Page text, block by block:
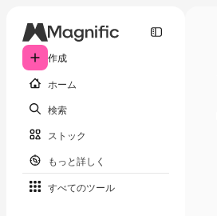
作成
ホーム
検索
ストック
もっと詳しく
すべてのツール